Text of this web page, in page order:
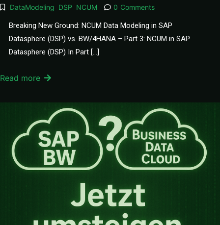
DataModeling DSP NCUM 0 Comments
Breaking New Ground: NCUM Data Modeling in SAP
Datasphere (DSP) vs. BW/4HANA – Part 3: NCUM in SAP
Datasphere (DSP) In Part […]
Read more